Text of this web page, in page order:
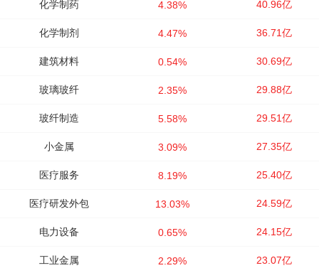
化学制药 4.38% 40.96亿
化学制剂 4.47% 36.71亿
建筑材料 0.54% 30.69亿
玻璃玻纤 2.35% 29.88亿
玻纤制造 5.58% 29.51亿
小金属 3.09% 27.35亿
医疗服务 8.19% 25.40亿
医疗研发外包 13.03% 24.59亿
电力设备 0.65% 24.15亿
工业金属 2.29% 23.07亿